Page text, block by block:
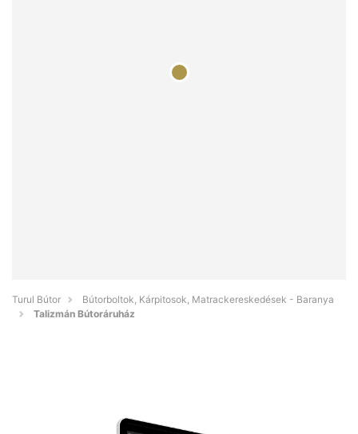
Turul Bútor
Bútorboltok, Kárpitosok, Matrackereskedések - Baranya
Talizmán Bútoráruház